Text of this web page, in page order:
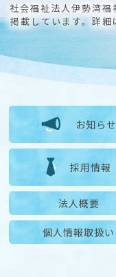
社会福祉法人伊勢湾
掲載しています。詳細
お知らせ
採用情報
法人概要
個人情報取扱い